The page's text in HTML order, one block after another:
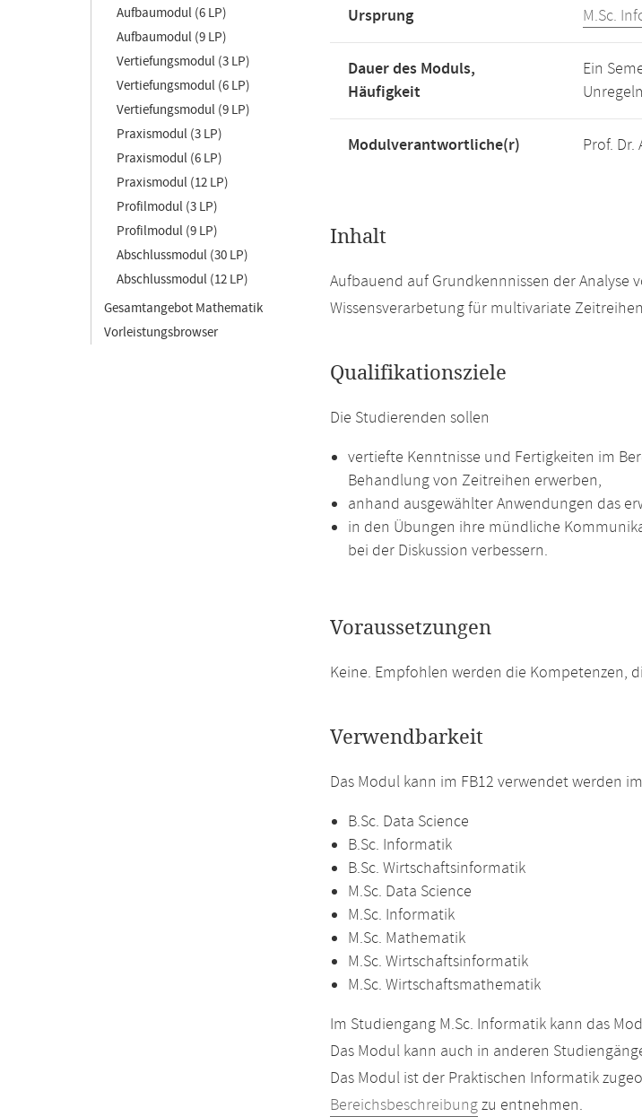
Aufbaumodul (6 LP)
Aufbaumodul (9 LP)
Vertiefungsmodul (3 LP)
Vertiefungsmodul (6 LP)
Vertiefungsmodul (9 LP)
Praxismodul (3 LP)
Praxismodul (6 LP)
Praxismodul (12 LP)
Profilmodul (3 LP)
Profilmodul (9 LP)
Abschlussmodul (30 LP)
Abschlussmodul (12 LP)
Gesamtangebot Mathematik
Vorleistungsbrowser
Ursprung M.Sc.
Dauer des Moduls,
Häufigkeit
Ein
Modulverantwortliche(r) Prof. Dr.
Inhalt
Aufbauend auf Grundkennnissen der Analyse
Wissensverarbetung für multivariate
Qualifikationsziele
Die Studierenden sollen
vertiefte Kenntnisse und Fertigkeiten im
Behandlung von Zeitreihen erwerben,
anhand ausgewählter Anwendungen das
in den Übungen ihre mündliche
bei der Diskussion verbessern.
Voraussetzungen
Keine. Empfohlen werden die
Verwendbarkeit
Das Modul kann im FB12 verwendet werden
B.Sc. Data Science
B.Sc. Informatik
B.Sc. Wirtschaftsinformatik
M.Sc. Data Science
M.Sc. Informatik
M.Sc. Mathematik
M.Sc. Wirtschaftsinformatik
M.Sc. Wirtschaftsmathematik
Im Studiengang M.Sc. Informatik kann das
Das Modul kann auch in anderen
Das Modul ist der Praktischen Informatik
Bereichsbeschreibungzu entnehmen.